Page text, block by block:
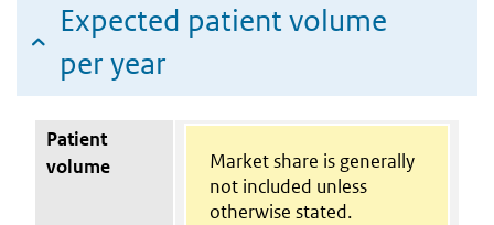
Expected patient volume
per year
Patient
volume
Market share is generally
not included unless
otherwise stated.